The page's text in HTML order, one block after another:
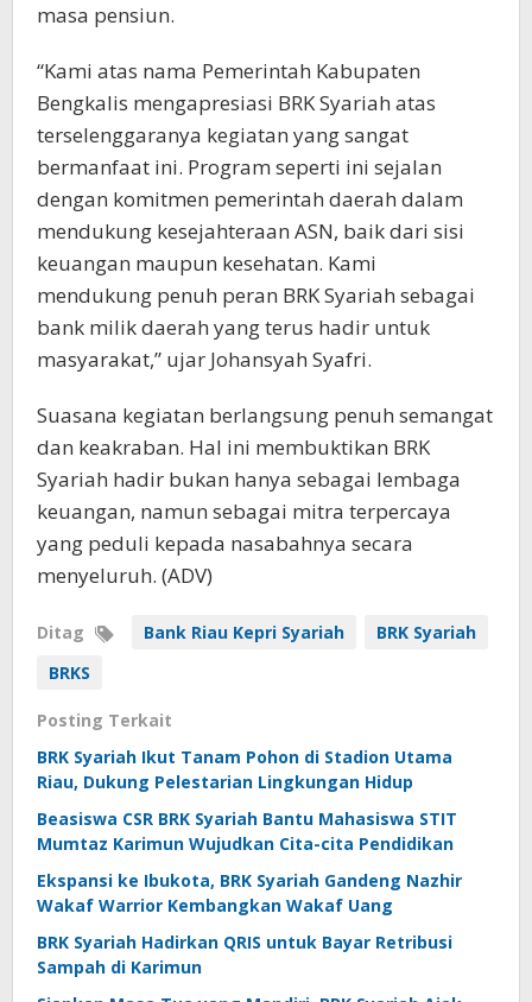
masa pensiun.
“Kami atas nama Pemerintah Kabupaten
Bengkalis mengapresiasi BRK Syariah atas
terselenggaranya kegiatan yang sangat
bermanfaat ini. Program seperti ini sejalan
dengan komitmen pemerintah daerah dalam
mendukung kesejahteraan ASN, baik dari sisi
keuangan maupun kesehatan. Kami
mendukung penuh peran BRK Syariah sebagai
bank milik daerah yang terus hadir untuk
masyarakat,” ujar Johansyah Syafri.
Suasana kegiatan berlangsung penuh semangat
dan keakraban. Hal ini membuktikan BRK
Syariah hadir bukan hanya sebagai lembaga
keuangan, namun sebagai mitra terpercaya
yang peduli kepada nasabahnya secara
menyeluruh. (ADV)
Ditag Bank Riau Kepri Syariah
BRK Syariah
BRKS
Posting Terkait
BRK Syariah Ikut Tanam Pohon di Stadion Utama
Riau, Dukung Pelestarian Lingkungan Hidup
Beasiswa CSR BRK Syariah Bantu Mahasiswa STIT
Mumtaz Karimun Wujudkan Cita-cita Pendidikan
Ekspansi ke Ibukota, BRK Syariah Gandeng Nazhir
Wakaf Warrior Kembangkan Wakaf Uang
BRK Syariah Hadirkan QRIS untuk Bayar Retribusi
Sampah di Karimun